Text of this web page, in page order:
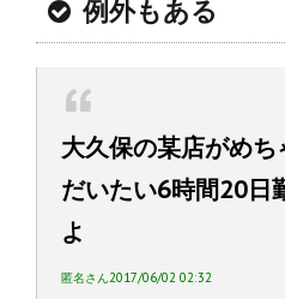
例外もある
大久保の某店がめち
だいたい6時間20日
よ
匿名さん2017/06/02 02:32